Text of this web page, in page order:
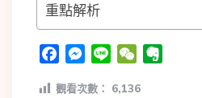
重點解析
FacebookMessenger
Line WeChat
觀看次數： 6,136